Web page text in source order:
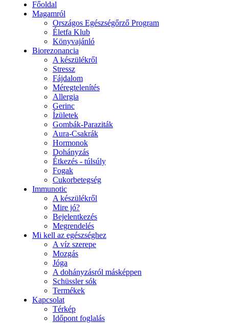
Főoldal
Magamról
Országos Egészségőrző Program
Életfa Klub
Könyvajánló
Biorezonancia
A készülékről
Stressz
Fájdalom
Méregtelenítés
Allergia
Gerinc
Ízületek
Gombák-Paraziták
Aura-Csakrák
Hormonok
Dohányzás
Étkezés - túlsúly
Fogak
Cukorbetegség
Immunotic
A készülékről
Mire jó?
Bejelentkezés
Megrendelés
Mi kell az egészséghez
A víz szerepe
Mozgás
Jóga
A dohányzásról másképpen
Schüssler sók
Termékek
Kapcsolat
Térkép
Időpont foglalás